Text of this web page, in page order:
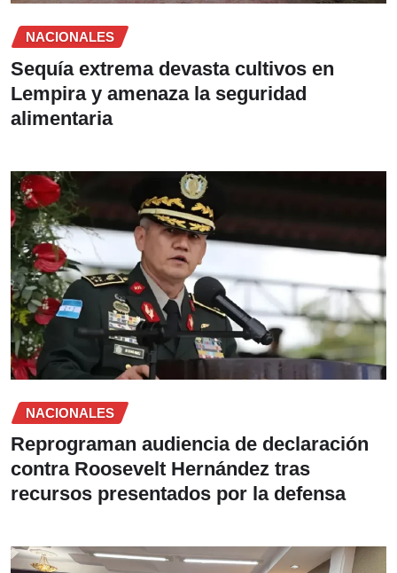
NACIONALES
Sequía extrema devasta cultivos en
Lempira y amenaza la seguridad
alimentaria
NACIONALES
Reprograman audiencia de declaración
contra Roosevelt Hernández tras
recursos presentados por la defensa